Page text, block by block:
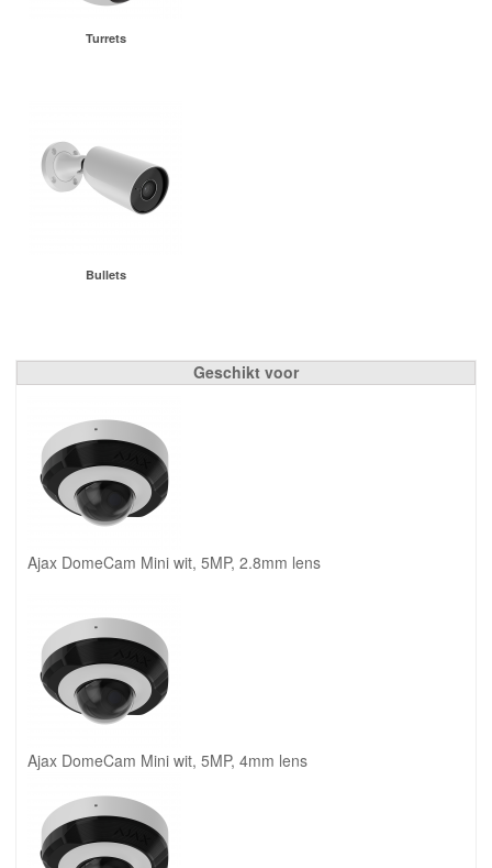
Turrets
Bullets
Geschikt voor
Ajax DomeCam Mini wit, 5MP, 2.8mm lens
Ajax DomeCam Mini wit, 5MP, 4mm lens